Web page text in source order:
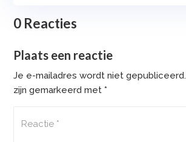
0 Reacties
Plaats een reactie
Je e-mailadres wordt niet gepubliceerd.
zijn gemarkeerd met*